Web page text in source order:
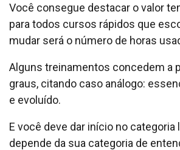
Você consegue destacar o valor
para todos cursos rápidos que
mudar será o número de horas
Alguns treinamentos concedem a
graus, citando caso análogo:
e evoluído.
E você deve dar início no categoria
depende da sua categoria de